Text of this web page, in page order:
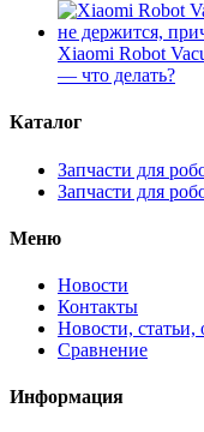
Xiaomi Robot
— что делать?
Каталог
Запчасти для
Запчасти для
Меню
Новости
Контакты
Новости, статьи,
Сравнение
Информация